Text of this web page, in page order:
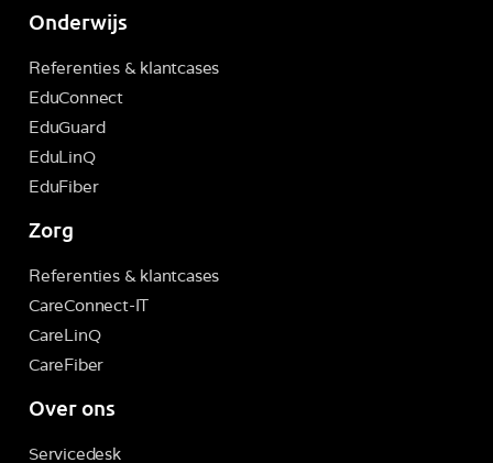
Onderwijs
Referenties & klantcases
EduConnect
EduGuard
EduLinQ
EduFiber
Zorg
Referenties & klantcases
CareConnect-IT
CareLinQ
CareFiber
Over ons
Servicedesk